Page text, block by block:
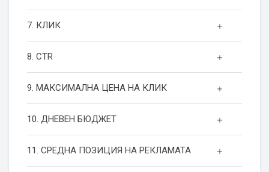
7. КЛИК
8. CTR
9. МАКСИМАЛНА ЦЕНА НА КЛИК
10. ДНЕВЕН БЮДЖЕТ
11. СРЕДНА ПОЗИЦИЯ НА РЕКЛАМАТА